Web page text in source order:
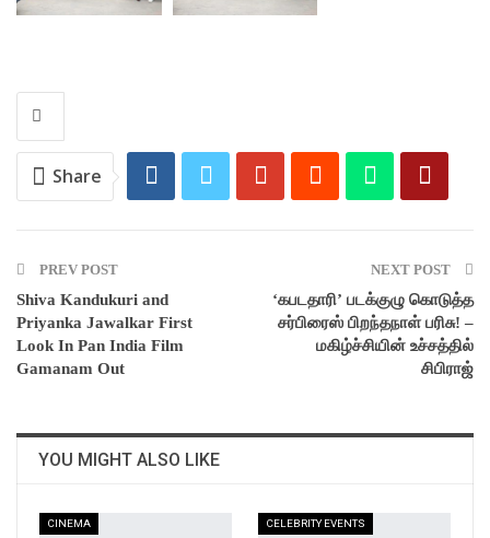
Share
PREV POST
Shiva Kandukuri and
Priyanka Jawalkar First
Look In Pan India Film
Gamanam Out
NEXT POST
‘கபடதாரி’ படக்குழு கொடுத்த
சர்பிரைஸ் பிறந்தநாள் பரிசு! –
மகிழ்ச்சியின் உச்சத்தில்
சிபிராஜ்
YOU MIGHT ALSO LIKE
CINEMA CELEBRITY EVENTS